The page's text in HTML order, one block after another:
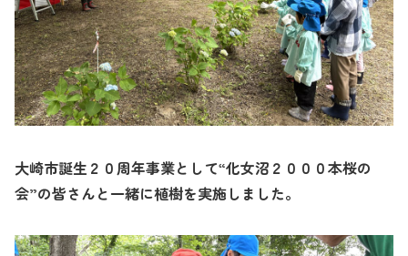
大崎市誕生２０周年事業として“化女沼２０００本桜の
会”の皆さんと一緒に植樹を実施しました。